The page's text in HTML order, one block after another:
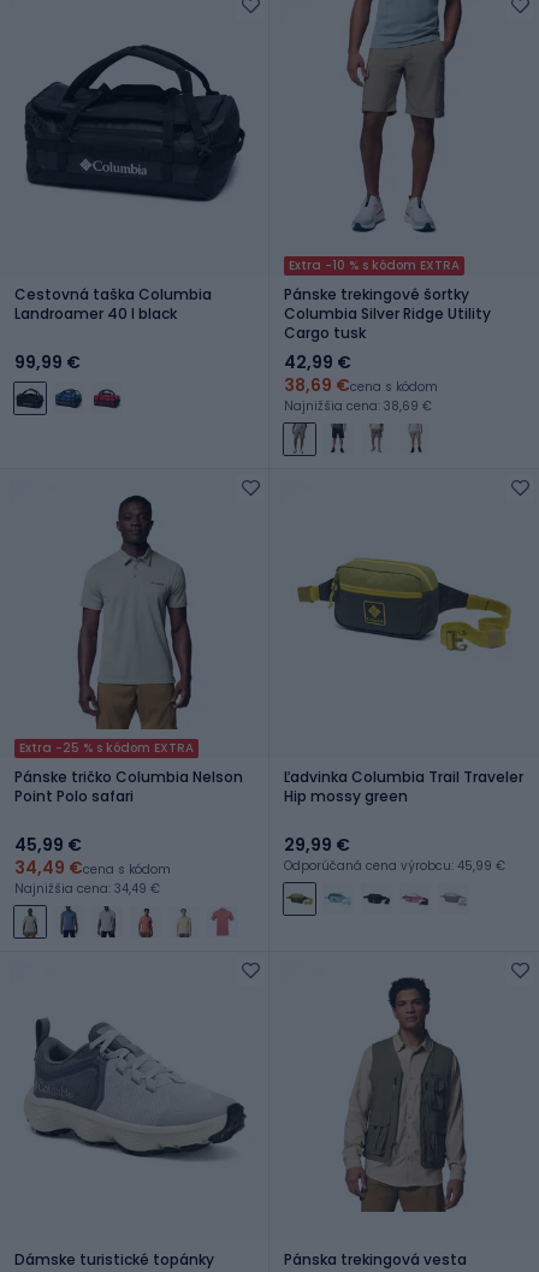
Cestovná taška Columbia
Landroamer 40 l black
99,99 €
Extra -10 % s kódom EXTRA
Pánske trekingové šortky
Columbia Silver Ridge Utility
Cargo tusk
42,99 €
38,69 €cena s kódom
Najnižšia cena: 38,69 €
Extra -25 % s kódom EXTRA
Pánske tričko Columbia Nelson
Point Polo safari
45,99 €
34,49 €cena s kódom
Najnižšia cena: 34,49 €
Ľadvinka Columbia Trail Traveler
Hip mossy green
29,99 €
Odporúčaná cena výrobcu: 45,99 €
Dámske turistické topánky
Pánska trekingová vesta